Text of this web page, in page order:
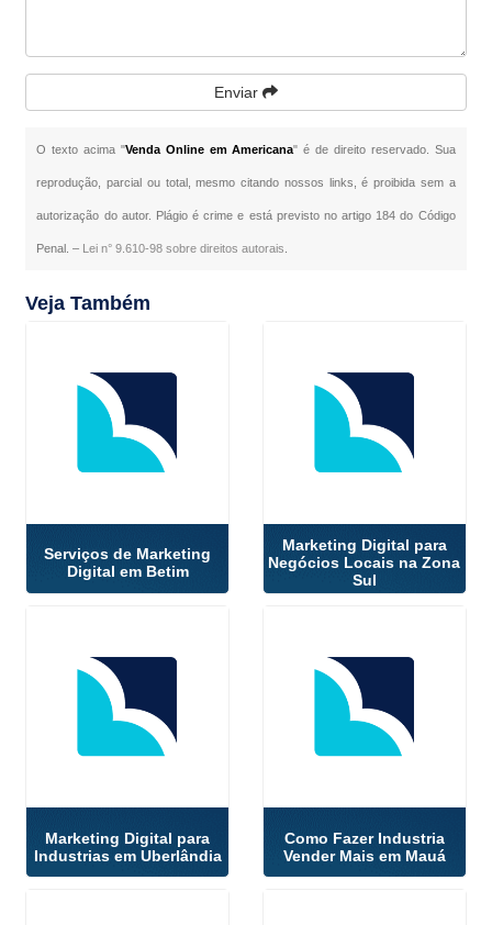
Enviar
O texto acima "Venda Online em Americana" é de direito reservado. Sua
reprodução, parcial ou total, mesmo citando nossos links, é proibida sem a
autorização do autor. Plágio é crime e está previsto no artigo 184 do Código
Penal. – Lei n° 9.610-98 sobre direitos autorais
Veja Também
Serviços de Marketing
Digital em Betim
Marketing Digital para
Negócios Locais na Zona
Sul
Marketing Digital para
Industrias em Uberlândia
Como Fazer Industria
Vender Mais em Mauá